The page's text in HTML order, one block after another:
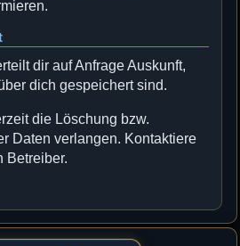
dir auf Anfrage Auskunft,
dich gespeichert sind.
die Löschung bzw.
Daten verlangen. Kontaktiere
Betreiber.